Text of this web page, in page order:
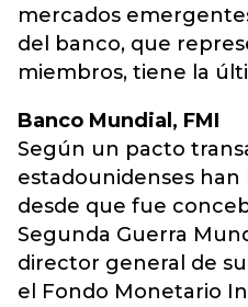
mercados
del banco, que
miembros, tiene la
Banco Mundial, FMI
Según un pacto
estadounidenses
desde que fue
Segunda Guerra
director general de
el Fondo Monetario